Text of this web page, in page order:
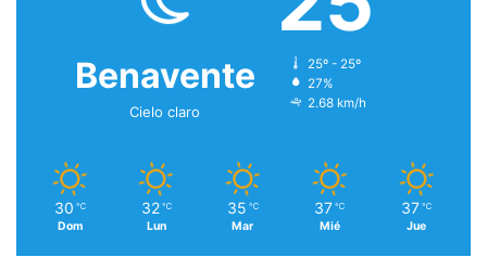
Benavente
Cielo claro
25º - 25º
27%
2.68 km/h
30 ℃
Dom
32 ℃
Lun
35 ℃
Mar
37 ℃
Mié
37 ℃
Jue